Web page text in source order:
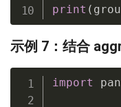
print (
示例 7：结合
import